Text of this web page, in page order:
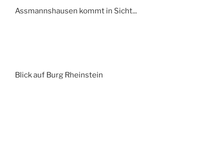
Assmannshausen kommt in Sicht...
Blick auf Burg Rheinstein